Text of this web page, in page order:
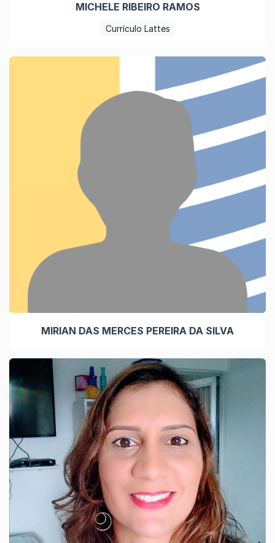
MICHELE RIBEIRO RAMOS
Currículo Lattes
MIRIAN DAS MERCES PEREIRA DA SILVA